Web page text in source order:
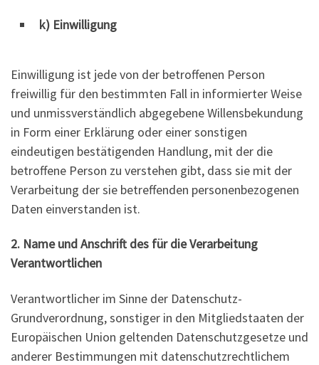
k) Einwilligung
Einwilligung ist jede von der betroffenen Person
freiwillig für den bestimmten Fall in informierter Weise
und unmissverständlich abgegebene Willensbekundung
in Form einer Erklärung oder einer sonstigen
eindeutigen bestätigenden Handlung, mit der die
betroffene Person zu verstehen gibt, dass sie mit der
Verarbeitung der sie betreffenden personenbezogenen
Daten einverstanden ist.
2. Name und Anschrift des für die Verarbeitung
Verantwortlichen
Verantwortlicher im Sinne der Datenschutz-
Grundverordnung, sonstiger in den Mitgliedstaaten der
Europäischen Union geltenden Datenschutzgesetze und
anderer Bestimmungen mit datenschutzrechtlichem